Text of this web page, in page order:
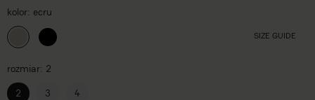
SIZE GUIDE
kolor ecru
rozmiar 2
2
3 4